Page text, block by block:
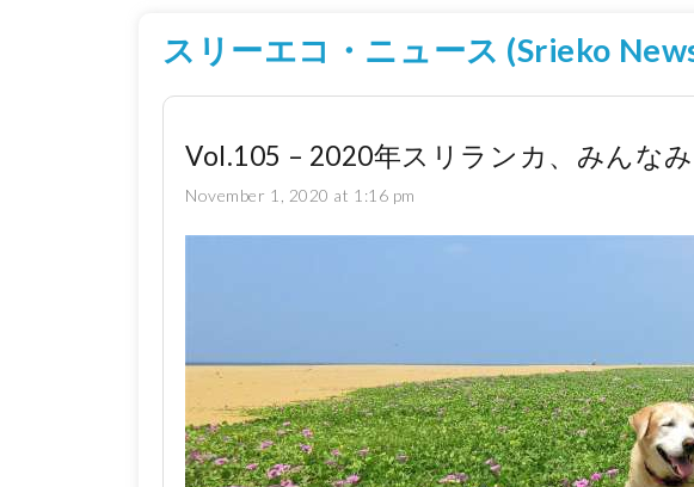
スリーエコ・ニュース (Srieko
Vol.105 – 2020年スリランカ、みんな
November 1, 2020 at 1:16 pm